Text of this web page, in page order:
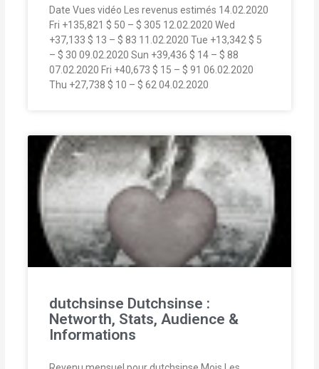
Date Vues vidéo Les revenus estimés 14.02.2020
Fri +135,821 $ 50 – $ 305 12.02.2020 Wed
+37,133 $ 13 – $ 83 11.02.2020 Tue +13,342 $ 5
– $ 30 09.02.2020 Sun +39,436 $ 14 – $ 88
07.02.2020 Fri +40,673 $ 15 – $ 91 06.02.2020
Thu +27,738 $ 10 – $ 62 04.02.2020
dutchsinse Dutchsinse :
Networth, Stats, Audience &
Informations